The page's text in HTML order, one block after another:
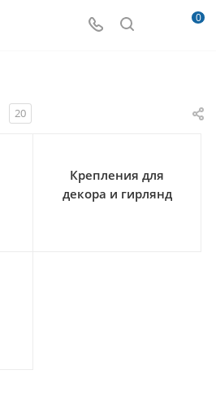
0
20
Крепления для
декора и гирлянд